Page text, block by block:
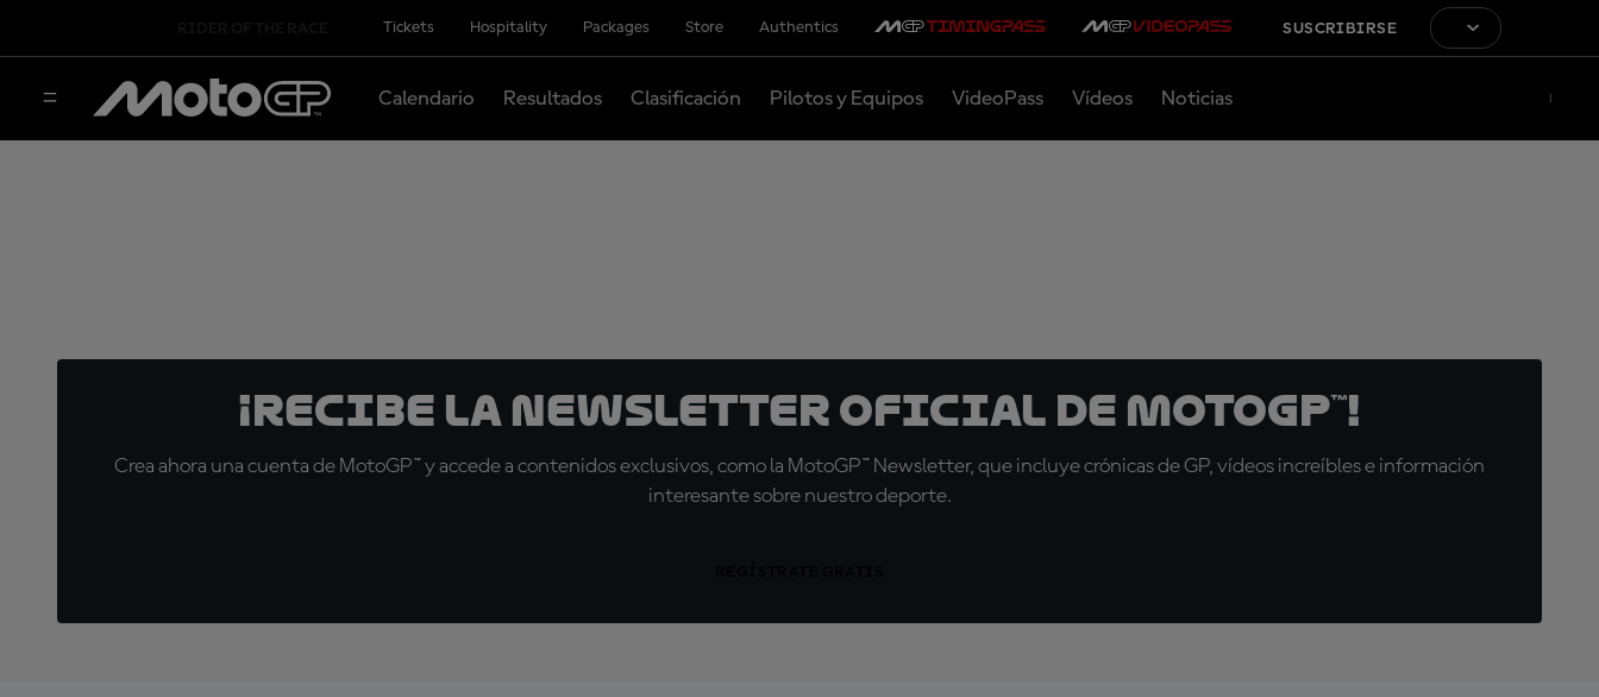
Tickets Hospitality Packages Store Authentics SUSCRIBIRSE
Calendario Resultados Clasificación Pilotos y Equipos VideoPass Vídeos Noticias
¡Recibe la Newsletter oficial de MotoGP™!
Crea ahora una cuenta de MotoGP™ y accede a contenidos exclusivos, como la MotoGP™ Newsletter, que incluye crónicas de GP, vídeos increíbles e información
interesante sobre nuestro deporte.